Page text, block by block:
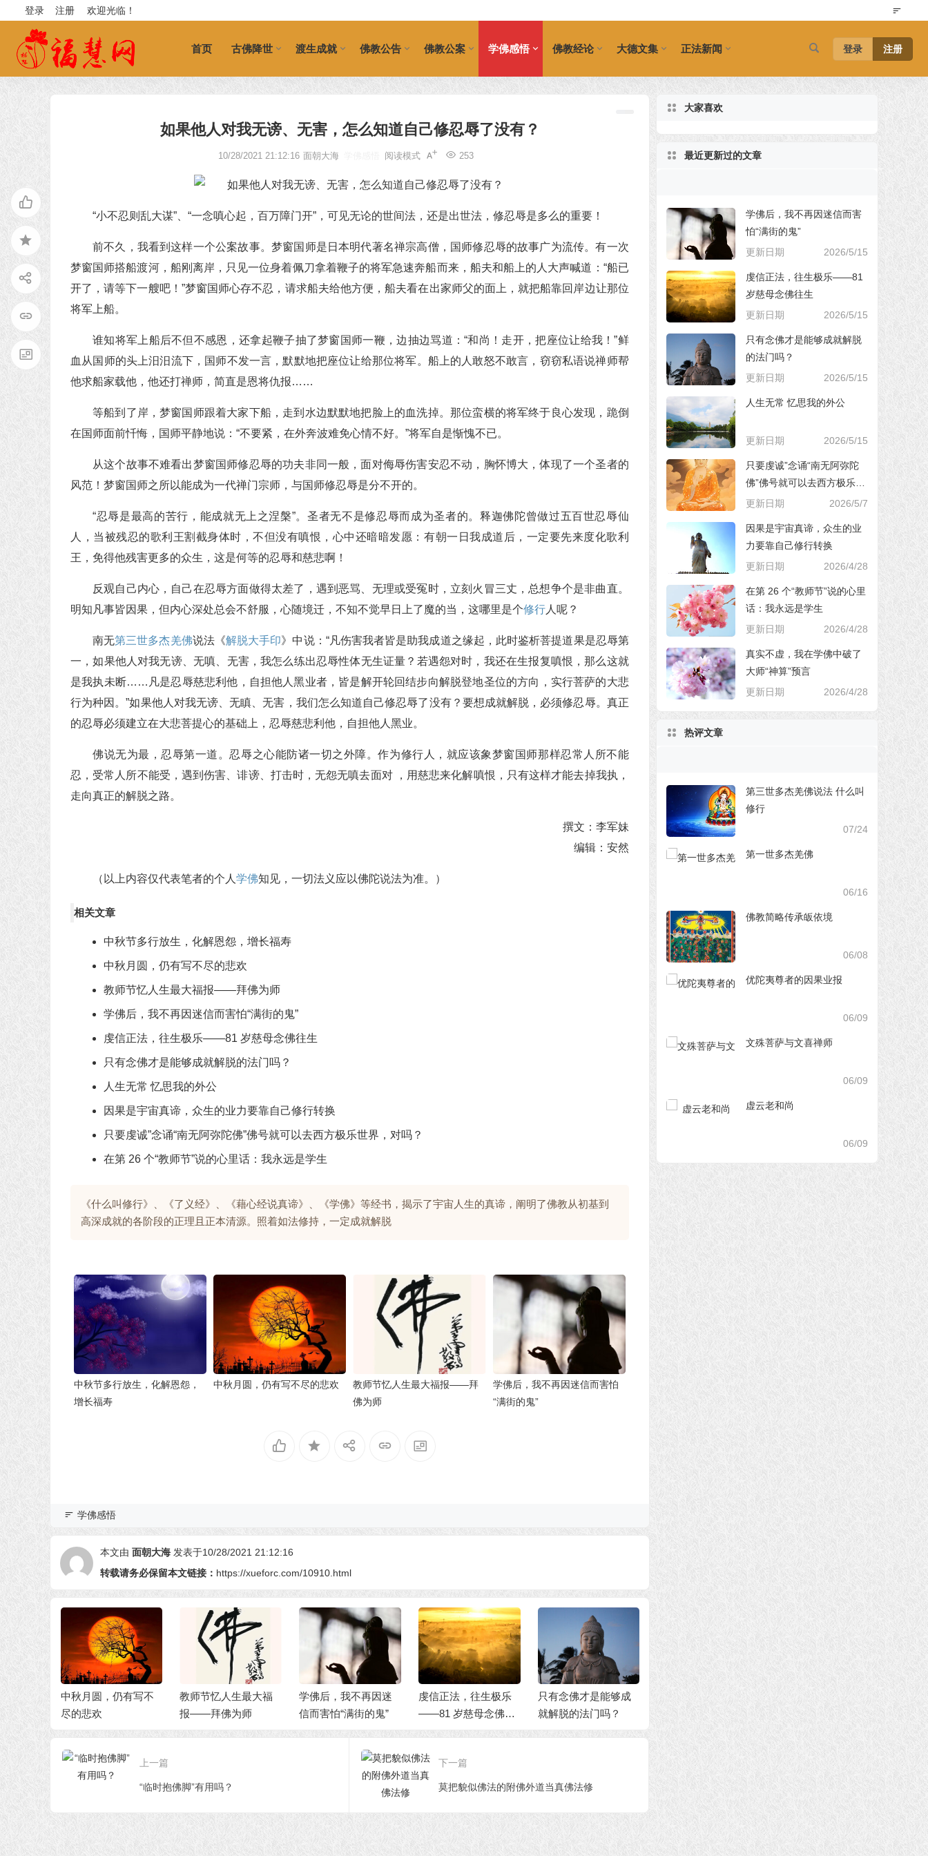
欢迎光临！
登录 注册
首页 古佛降世 渡生成就 佛教公告 佛教公案 学佛感悟 佛教经论 大德文集 正法新闻 登录 注册
如果他人对我无谤、无害，怎么知道自己修忍辱了没有？
10/28/2021 21:12:16 面朝大海 253
阅读模式
“小不忍则乱大谋”、“一念嗔心起，百万障门开”，可见无论的世间法，还是出世法，修忍辱是多么的重要！
前不久，我看到这样一个公案故事。梦窗国师是日本明代著名禅宗高僧，国师修忍辱的故事广为流传。有一次
梦窗国师搭船渡河，船刚离岸，只见一位身着佩刀拿着鞭子的将军急速奔船而来，船夫和船上的人大声喊道：“船已
开了，请等下一艘吧！”梦窗国师心存不忍，请求船夫给他方便，船夫看在出家师父的面上，就把船靠回岸边让那位
将军上船。
谁知将军上船后不但不感恩，还拿起鞭子抽了梦窗国师一鞭，边抽边骂道：“和尚！走开，把座位让给我！”鲜
血从国师的头上汨汨流下，国师不发一言，默默地把座位让给那位将军。船上的人敢怒不敢言，窃窃私语说禅师帮
他求船家载他，他还打禅师，简直是恩将仇报……
等船到了岸，梦窗国师跟着大家下船，走到水边默默地把脸上的血洗掉。那位蛮横的将军终于良心发现，跪倒
在国师面前忏悔，国师平静地说：“不要紧，在外奔波难免心情不好。”将军自是惭愧不已。
从这个故事不难看出梦窗国师修忍辱的功夫非同一般，面对侮辱伤害安忍不动，胸怀博大，体现了一个圣者的
风范！梦窗国师之所以能成为一代禅门宗师，与国师修忍辱是分不开的。
“忍辱是最高的苦行，能成就无上之涅槃”。圣者无不是修忍辱而成为圣者的。释迦佛陀曾做过五百世忍辱仙
人，当被残忍的歌利王割截身体时，不但没有嗔恨，心中还暗暗发愿：有朝一日我成道后，一定要先来度化歌利
王，免得他残害更多的众生，这是何等的忍辱和慈悲啊！
反观自己内心，自己在忍辱方面做得太差了，遇到恶骂、无理或受冤时，立刻火冒三丈，总想争个是非曲直。
明知凡事皆因果，但内心深处总会不舒服，心随境迁，不知不觉早日上了魔的当，这哪里是个修行 人呢？
南无第三世多杰羌佛说法《解脱大手印》中说：“凡伤害我者皆是助我成道之缘起，此时鉴析菩提道果是忍辱第
一，如果他人对我无谤、无嗔、无害，我怎么练出忍辱性体无生证量？若遇怨对时，我还在生报复嗔恨，那么这就
是我执未断……凡是忍辱慈悲利他，自担他人黑业者，皆是解开轮回结步向解脱登地圣位的方向，实行菩萨的大悲
行为种因。”如果他人对我无谤、无瞋、无害，我们怎么知道自己修忍辱了没有？要想成就解脱，必须修忍辱。真正
的忍辱必须建立在大悲菩提心的基础上，忍辱慈悲利他，自担他人黑业。
佛说无为最，忍辱第一道。忍辱之心能防诸一切之外障。作为修行人，就应该象梦窗国师那样忍常人所不能
忍，受常人所不能受，遇到伤害、诽谤、打击时，无怨无嗔去面对 ，用慈悲来化解嗔恨，只有这样才能去掉我执，
走向真正的解脱之路。
撰文：李军妹
编辑：安然
（以上内容仅代表笔者的个人 学佛知见，一切法义应以佛陀说法为准。）
相关文章
中秋节多行放生，化解恩怨，增长福寿
中秋月圆，仍有写不尽的悲欢
教师节忆人生最大福报——拜佛为师
学佛后，我不再因迷信而害怕“满街的鬼”
虔信正法，往生极乐——81 岁慈母念佛往生
只有念佛才是能够成就解脱的法门吗？
人生无常 忆思我的外公
因果是宇宙真谛，众生的业力要靠自己修行转换
只要虔诚”念诵“南无阿弥陀佛”佛号就可以去西方极乐世界，对吗？
在第 26 个“教师节”说的心里话：我永远是学生
《什么叫修行》、《了义经》、《藉心经说真谛》、《学佛》等经书，揭示了宇宙人生的真谛，阐明了佛教从初基到
高深成就的各阶段的正理且正本清源。照着如法修持，一定成就解脱
中秋节多行放生，化解恩怨，
增长福寿
中秋月圆，仍有写不尽的悲欢
教师节忆人生最大福报——拜
佛为师
学佛后，我不再因迷信而害怕
“满街的鬼”
学佛感悟
本文由 面朝大海 发表于10/28/2021 21:12:16
转载请务必保留本文链接： https://xueforc.com/10910.html
中秋月圆，仍有写不
尽的悲欢
教师节忆人生最大福
报——拜佛为师
学佛后，我不再因迷
信而害怕“满街的鬼”
虔信正法，往生极乐
——81 岁慈母念佛往
生
只有念佛才是能够成
就解脱的法门吗？
上一篇
“临时抱佛脚”有用吗？
下一篇
莫把貌似佛法的附佛外道当真佛法修
大家喜欢
最近更新过的文章
学佛后，我不再因迷信而害
怕“满街的鬼”
更新日期
2026/5/15
虔信正法，往生极乐——81
岁慈母念佛往生
更新日期
2026/5/15
只有念佛才是能够成就解脱
的法门吗？
更新日期
2026/5/15
人生无常 忆思我的外公
更新日期 2026/5/15
只要虔诚”念诵“南无阿弥陀
佛”佛号就可以去西方极乐世
界，对吗？
更新日期 2026/5/7
因果是宇宙真谛，众生的业
力要靠自己修行转换
更新日期
2026/4/28
在第 26 个“教师节”说的心里
话：我永远是学生
更新日期
2026/4/28
真实不虚，我在学佛中破了
大师“神算”预言
更新日期
2026/4/28
热评文章
第三世多杰羌佛说法 什么叫
修行
07/24
第一世多杰羌佛
06/16
佛教简略传承皈依境
06/08
优陀夷尊者的因果业报
06/09
文殊菩萨与文喜禅师
06/09
虚云老和尚
06/09